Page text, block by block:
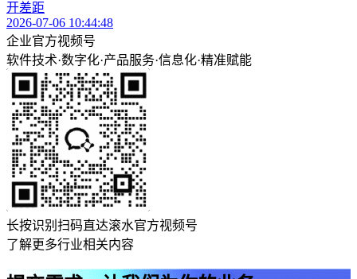
开差距
2026-07-06 10:44:48
企业官方视频号
软件技术·数字化·产品服务·信息化·精准赋能
长按识别扫码直达滚水官方视频号
了解更多行业相关内容